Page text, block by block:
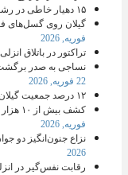
۱۵ دهیار خاطی در رشت راهی دادگاه شدند
گیلان روی گسل‌های
فوریه, 2026
تراکتور در باتلاق
نساجی به صدر
22 فوریه, 2026
۱۲ درصد جمعیت گیلان بالای ۶۵ سال هستند
کشف بیش از ۱۰ هزار مواد محترقه غیرمجاز در رشت
فوریه, 2026
نزاع جنون‌انگیز دو
2026
رقابت نفس‌گیر در